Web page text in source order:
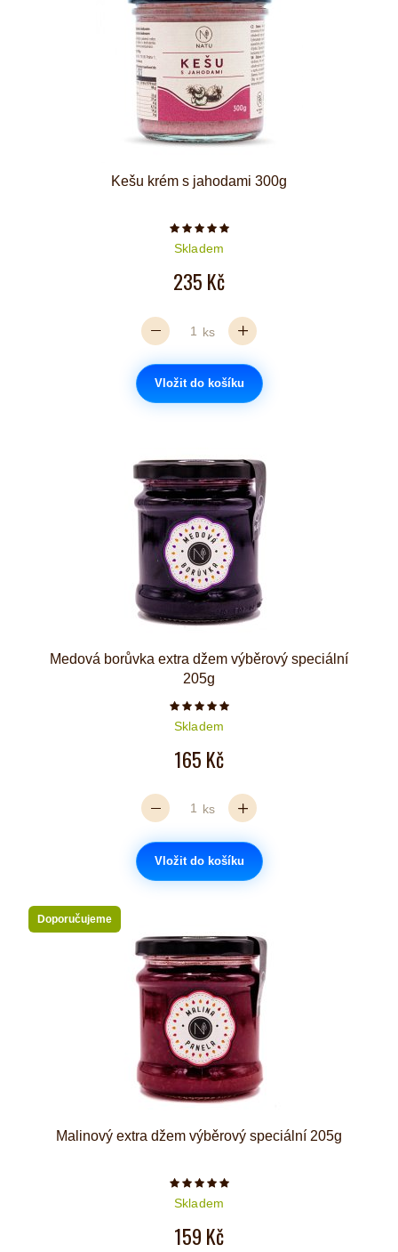
Kešu krém s jahodami 300g
Počet hvězdiček je 5 z 5
Skladem
235 Kč
ks
Vložit do košíku
Medová borůvka extra džem výběrový speciální
205g
Počet hvězdiček je 5 z 5
Skladem
165 Kč
ks
Vložit do košíku
Doporučujeme
Malinový extra džem výběrový speciální 205g
Počet hvězdiček je 5 z 5
Skladem
159 Kč